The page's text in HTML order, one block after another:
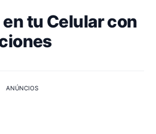
en tu Celular con
ANÚNCIOS